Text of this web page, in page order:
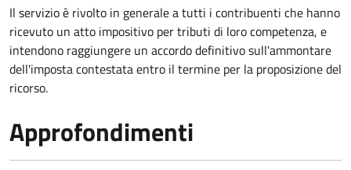
Il servizioè rivolto in generale a tutti i contribuenti che hanno
ricevuto un atto impositivo per tributi di loro competenza, e
intendono raggiungere un accordo definitivo sull'ammontare
dell'imposta contestata entro il termine per la proposizione del
ricorso.
Approfondimenti